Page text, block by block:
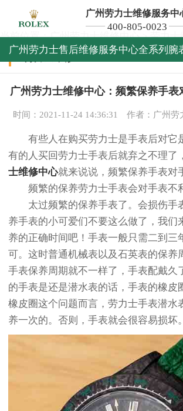
广州劳力士维修服务中
400-805-0023
广州劳力士售后维修服务中心全系列腕
当前位置：广州劳力士维修中心>劳力士
劳力士维修
广州劳力士维修中心：频繁保养手表
时间：2021-11-24 14:36:31 作者：广州劳
有些人在购买劳力士是手表后对它
有的人买回劳力士手表后就弃之不理了
士维修中心就来说说，频繁保养手表对
频繁的保养劳力士手表会对手表不
太过频繁的保养手表了。会损伤手
养手表的小可爱们不要这么做了，我们
养的正确时间吧！手表一般只需二到三
可。这时普通机械表以及石英表的保养
手表保养周期就不一样了，手表配戴久
的手表是还是潜水表的话，手表的橡皮
橡皮圈这个问题而言，劳力士手表潜水
养一次的。否则，手表就会很容易损坏。